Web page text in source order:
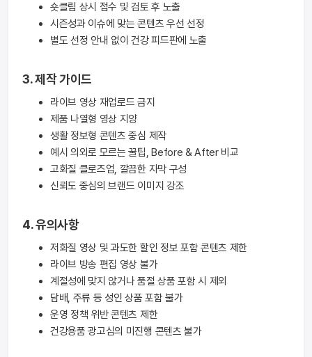
숏클립 상시 접수 및 검토 후 노출
시즌성과 이슈에 맞는 콘텐츠 우선 선정
별도 선정 안내 없이 건강 피드판에 노출
3. 제작 가이드
라이브 영상 재업로드 금지
제품 나열형 영상 지양
생활 정보형 콘텐츠 중심 제작
예시 의외로 모르는 꿀팁, Before & After 비교
고화질 클로즈업, 깔끔한 자막 구성
신뢰도 중심의 브랜드 이미지 강조
4. 유의사항
저화질 영상 및 과도한 할인 정보 포함 콘텐츠 제한
라이브 방송 편집 영상 불가
계절성에 맞지 않거나 품절 상품 포함 시 제외
담배, 주류 등 성인 상품 포함 불가
운영 정책 위반 콘텐츠 제한
건강용품 광고심의 미진행 콘텐츠 불가